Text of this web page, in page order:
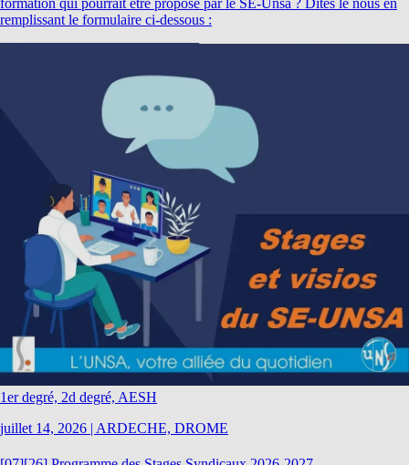
formation qui pourrait être proposé par le SE-Unsa ? Dites le nous en
remplissant le formulaire ci-dessous :
1er degré, 2d degré, AESH
juillet 14, 2026 | ARDECHE, DROME